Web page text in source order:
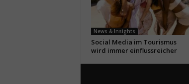
News & Insights
Social Media im Tourismus
wird immer einflussreicher